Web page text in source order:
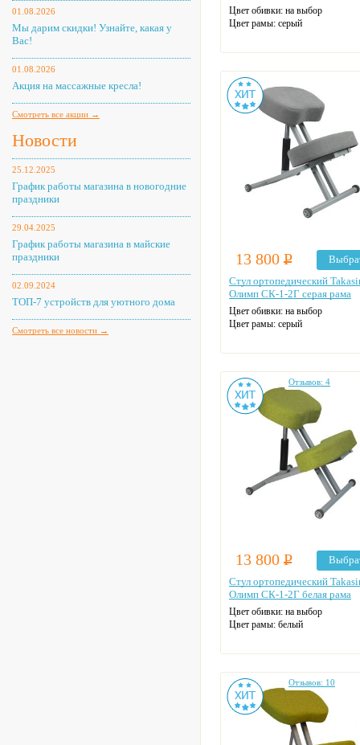
01.08.2026
Мы дарим скидки! Узнайте, какая у
Вас!
01.08.2026
Акция на массажные кресла!
Смотреть все акции →
Новости
25.12.2025
График работы магазина в новогодние
праздники
29.04.2025
График работы магазина в майские
праздники
02.09.2024
ТОП-7 устройств для уютного дома
Смотреть все новости →
Цвет обивки: на выбор
Цвет рамы: серый
13 800 Р
Стул ортопедический
Олимп СК-1-2Г серая рама
Цвет обивки: на выбор
Цвет рамы: серый
Отзывов: 4
13 800 Р
Стул ортопедический
Олимп СК-1-2Г белая рама
Цвет обивки: на выбор
Цвет рамы: белый
Отзывов: 10